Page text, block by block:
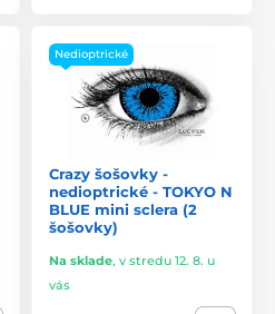
Nedioptrické
Crazy šošovky -
nedioptrické - TOKYO N
BLUE mini sclera (2
šošovky)
Na sklade, v stredu 12. 8. u
vás